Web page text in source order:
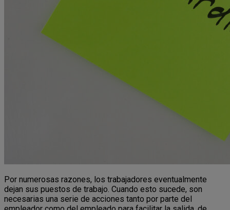
Por numerosas razones, los trabajadores eventualmente
dejan sus puestos de trabajo. Cuando esto sucede, son
necesarias una serie de acciones tanto por parte del